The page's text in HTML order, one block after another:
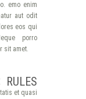
emo enim
aut odit
eos qui
porro
sit amet.
RULES
et quasi